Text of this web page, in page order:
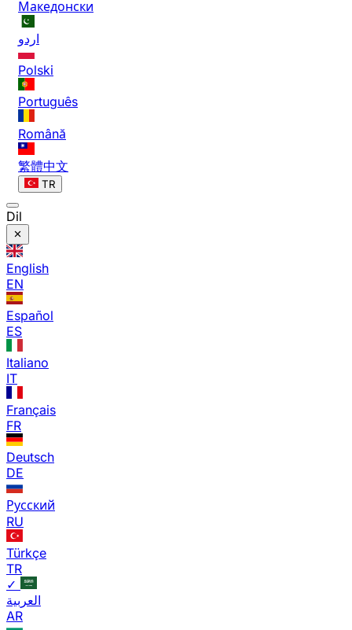
Македонски
اردو
Polski
Português
Română
繁體中文
TR
Dil
English
EN
Español
ES
Italiano
IT
Français
FR
Deutsch
DE
Русский
RU
Türkçe
TR
✓
العربية
AR